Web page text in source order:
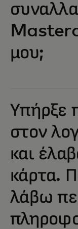
μου;
Υπήρξε
στον
και
κάρτα.
λάβω